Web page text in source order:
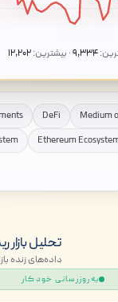
۹,۳۳۴· بیشترین:۱۲,۲۰۲
Medium
DeFi
Ethereum
تحلیل
داده‌های زنده
به‌روزرسانی خودکار